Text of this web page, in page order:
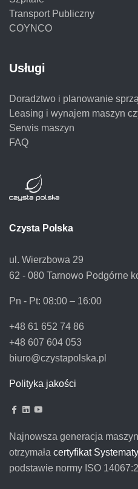
Transport Publiczny
COYNCO
Usługi
Doradztwo i planowanie
Leasing i wynajem maszyn
Serwis maszyn
FAQ
Czysta Polska
ul. Wierzbowa 29
62 - 080 Tarnowo Podgórne
Pn - Pt: 08:00 – 16:00
+48 61 652 74 86
+48 607 604 053
biuro@czystapolska.pl
Polityka jakości
Najnowsza generacja
otrzymała certyfikat
podstawie normy ISO